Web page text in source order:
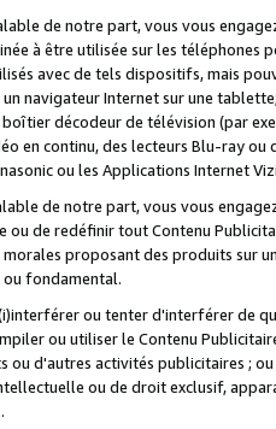
de notre part, vous vous
à être utilisée sur les téléphones
avec de tels dispositifs, mais
navigateur Internet sur une
décodeur de télévision (par
en continu, des lecteurs Blu-ray
ou les Applications Internet
de notre part, vous vous
ou de redéfinir tout Contenu
proposant des produits sur
ou fondamental.
ou tenter d'interférer de
ou utiliser le Contenu
ou d'autres activités publicitaires ;
ou de droit exclusif,